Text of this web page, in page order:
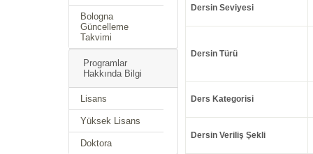
Bologna
Güncelleme
Takvimi
Programlar
Hakkında Bilgi
Lisans
Yüksek Lisans
Doktora
Dersin Seviyesi
Dersin Türü
Ders Kategorisi
Dersin Veriliş Şekli